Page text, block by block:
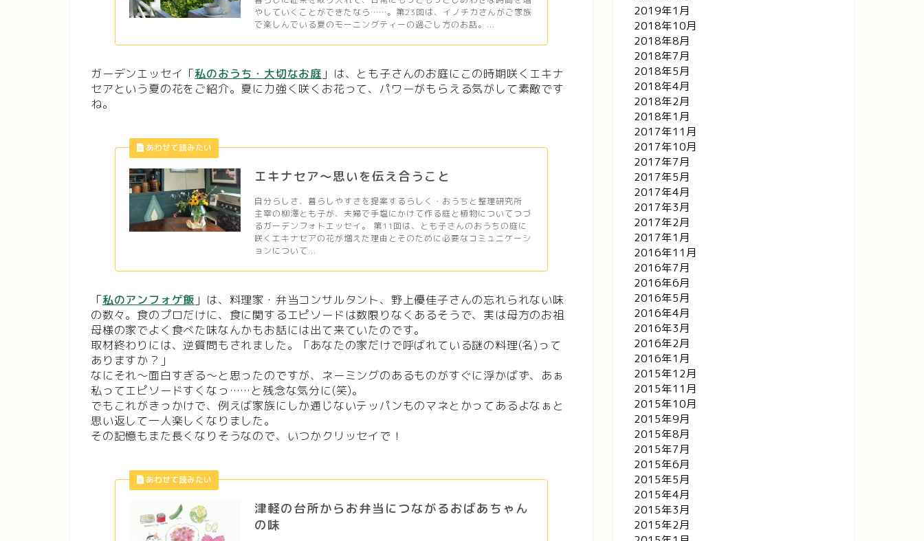
やしていくことができたなら……。第23回は、イノチカさんがご家族
で楽しんでいる夏のモーニングティーの過ごし方のお話。...
ガーデンエッセイ「私のおうち・大切なお庭 」は、とも子さんのお庭にこの時期咲くエキナ
セアという夏の花をご紹介。夏に力強く咲くお花って、パワーがもらえる気がして素敵です
ね。
エキナセア～思いを伝え合うこと
自分らしさ、暮らしやすさを提案するらしく・おうちと整理研究所
主宰の柳澤とも子が、夫婦で手塩にかけて作る庭と植物についてつづ
るガーデンフォトエッセイ。 第11回は、とも子さんのおうちの庭に
咲くエキナセアの花が増えた理由とそのために必要なコミュニケーシ
ョンについて...
「私のアンフォゲ飯 」は、料理家・弁当コンサルタント、野上優佳子さんの忘れられない味
の数々。食のプロだけに、食に関するエピソードは数限りなくあるそうで、実は母方のお祖
母様の家でよく食べた味なんかもお話には出て来ていたのです。
取材終わりには、逆質問もされました。「あなたの家だけで呼ばれている謎の料理(名)って
ありますか？」
なにそれ～面白すぎる～と思ったのですが、ネーミングのあるものがすぐに浮かばず、あぁ
私ってエピソードすくなっ……と残念な気分に(笑)。
でもこれがきっかけで、例えば家族にしか通じないテッパンものマネとかってあるよなぁと
思い返して一人楽しくなりました。
その記憶もまた長くなりそうなので、いつかクリッセイで！
津軽の台所からお弁当につながるおばあちゃん
の味
2019年1月
2018年10月
2018年8月
2018年7月
2018年5月
2018年4月
2018年2月
2018年1月
2017年11月
2017年10月
2017年7月
2017年5月
2017年4月
2017年3月
2017年2月
2017年1月
2016年11月
2016年7月
2016年6月
2016年5月
2016年4月
2016年3月
2016年2月
2016年1月
2015年12月
2015年11月
2015年10月
2015年9月
2015年8月
2015年7月
2015年6月
2015年5月
2015年4月
2015年3月
2015年2月